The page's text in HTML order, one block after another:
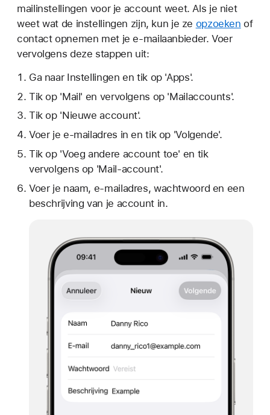
mailinstellingen voor je account weet. Als je niet
weet wat de instellingen zijn, kun je ze opzoeken of
contact opnemen met je e-mailaanbieder. Voer
vervolgens deze stappen uit:
Ga naar Instellingen en tik op 'Apps'.
Tik op 'Mail' en vervolgens op 'Mailaccounts'.
Tik op 'Nieuwe account'.
Voer je e-mailadres in en tik op 'Volgende'.
Tik op 'Voeg andere account toe' en tik
vervolgens op 'Mail-account'.
Voer je naam, e-mailadres, wachtwoord en een
beschrijving van je account in.